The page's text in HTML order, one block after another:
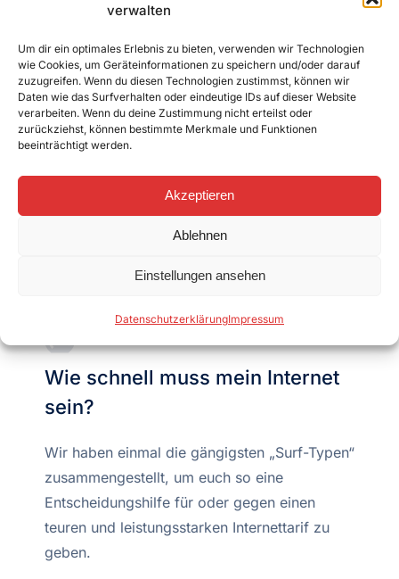
verwalten
Um dir ein optimales Erlebnis zu bieten, verwenden wir Technologien
wie Cookies, um Geräteinformationen zu speichern und/oder darauf
zuzugreifen. Wenn du diesen Technologien zustimmst, können wir
Daten wie das Surfverhalten oder eindeutige IDs auf dieser Website
verarbeiten. Wenn du deine Zustimmung nicht erteilst oder
zurückziehst, können bestimmte Merkmale und Funktionen
beeinträchtigt werden.
Akzeptieren
Ablehnen
Einstellungen ansehen
DatenschutzerklärungImpressum
Welche Technologie ist für
meine Adresse verfügbar?
Prüfen Sie einfach die Verfügbarkeit für Ihre
Adresse. Wir zeigen Ihnen dann in der Tabelle
an, welche Internet-Geschwindigkeit mit
welcher Technologie bei Ihnen verfügbar ist.
Wie schnell muss mein Internet
sein?
Wir haben einmal die gängigsten „Surf-Typen“
zusammengestellt, um euch so eine
Entscheidungshilfe für oder gegen einen
teuren und leistungsstarken Internettarif zu
geben.